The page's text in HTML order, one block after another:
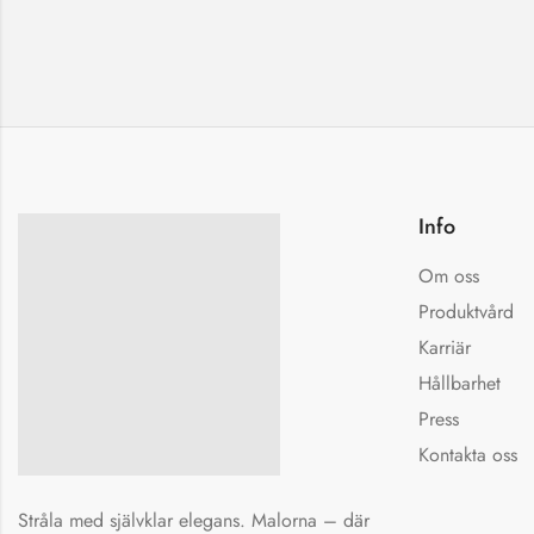
Stråla med självklar elegans. Malorna – där
Info
Om oss
Produktvård
Karriär
Hållbarhet
Press
Kontakta oss